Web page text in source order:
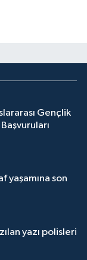
Gençlik
yaşamına son
yazı polisleri